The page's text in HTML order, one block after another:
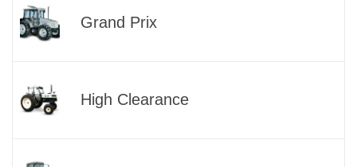
Grand Prix
High Clearance